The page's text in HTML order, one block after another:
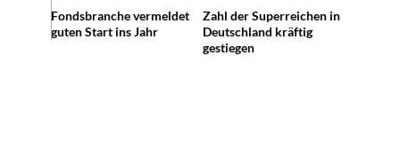
Fondsbranche vermeldet
guten Start ins Jahr
Zahl der Superreichen in
Deutschland kräftig
gestiegen